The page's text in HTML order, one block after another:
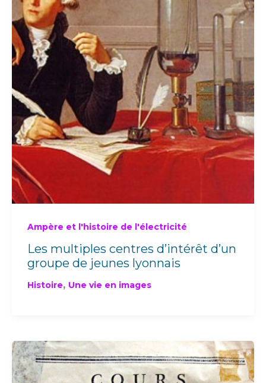
Ampère et l'histoire de l'électricité
Les multiples centres d’intérêt d’un
groupe de jeunes lyonnais
Histoire, Une vie en images